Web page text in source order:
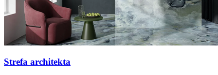
Strefa architekta